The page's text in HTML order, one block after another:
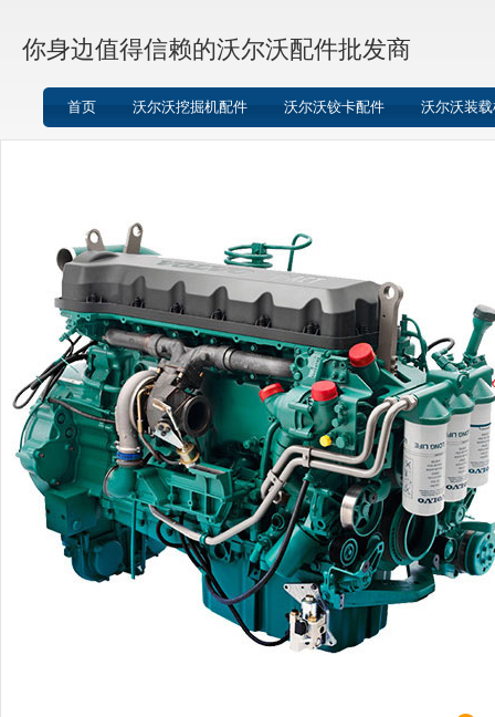
你身边值得信赖的沃尔沃配件批发商
首页 沃尔沃挖掘机配件 沃尔沃铰卡配件 沃尔沃装